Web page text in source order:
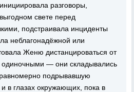
разговоры,
свете перед
подстраивала инциденты
неблагонадёжной или
Женю дистанцироваться от
— они складывались
подрывавшую
в глазах окружающих, пока в